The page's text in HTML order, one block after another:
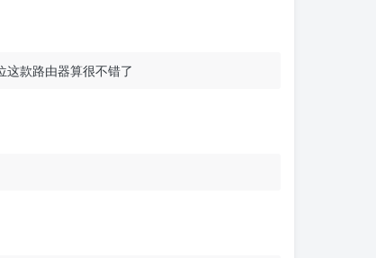
款路由器算很不错了